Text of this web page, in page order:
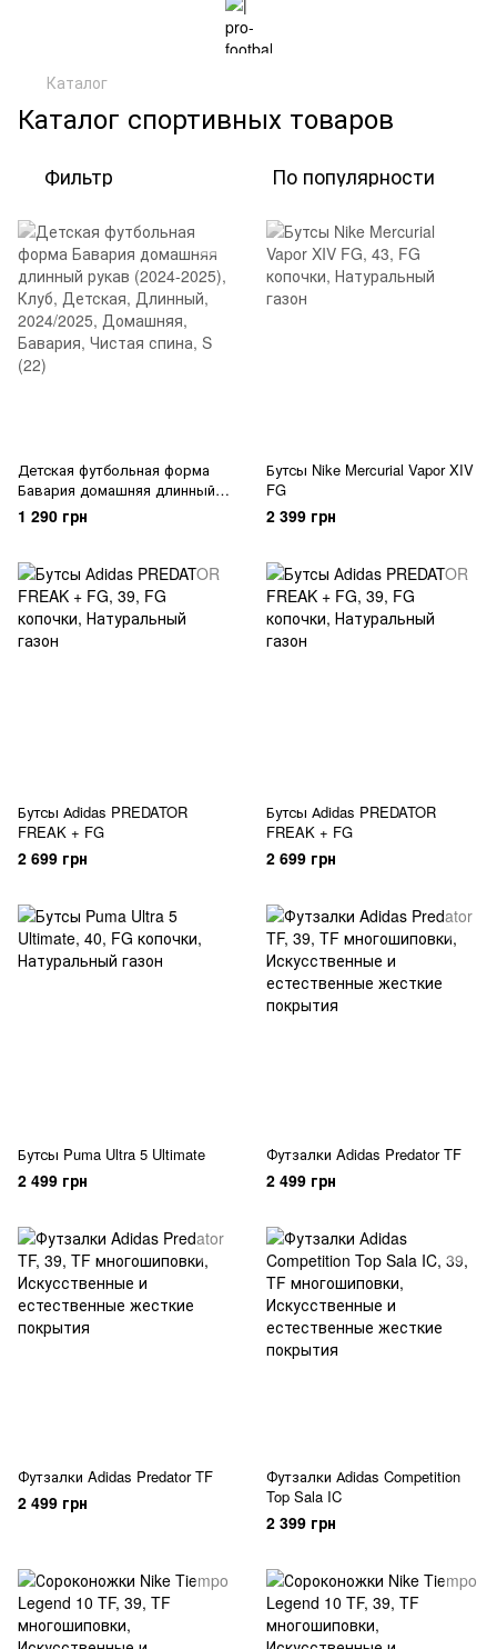
Каталог
Каталог спортивных товаров
Фильтр По популярности
Детская футбольная форма
Бавария домашняя длинный
рукав (2024-2025)
1 290 грн
Бутсы Nike Mercurial Vapor XIV
FG
2 399 грн
Бутсы Аdidas PREDATOR
FREAK + FG
2 699 грн
Бутсы Аdidas PREDATOR
FREAK + FG
2 699 грн
Бутсы Puma Ultra 5 Ultimate
2 499 грн
Футзалки Adidas Predator TF
2 499 грн
Футзалки Adidas Predator TF
2 499 грн
Футзалки Аdidas Competition
Top Sala IC
2 399 грн